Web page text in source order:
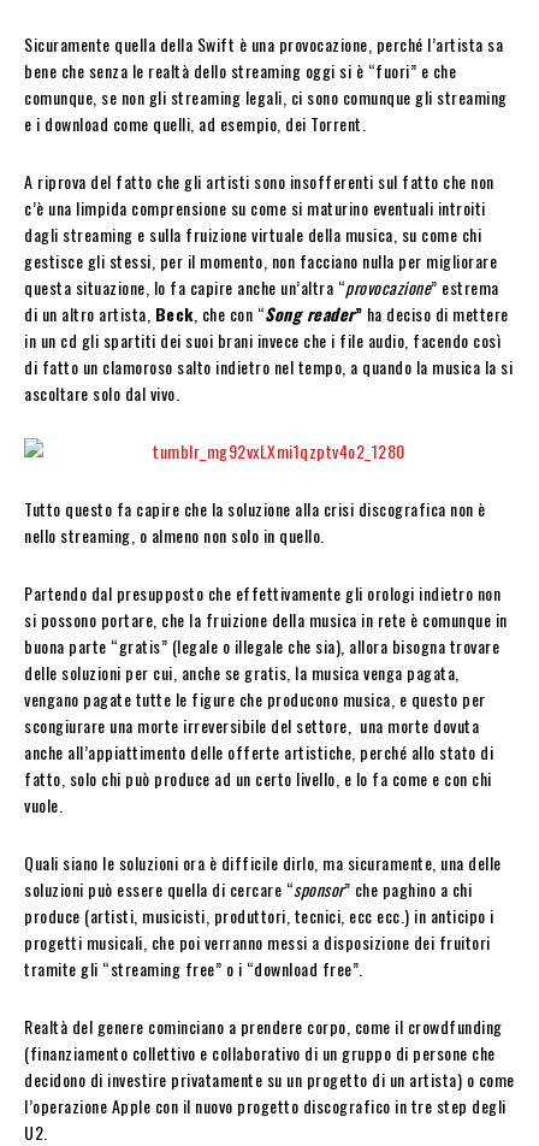
Sicuramente quella della Swift è una provocazione, perché l’artista sa
bene che senza le realtà dello streaming oggi si è “fuori” e che
comunque, se non gli streaming legali, ci sono comunque gli streaming
e i download come quelli, ad esempio, dei Torrent.
A riprova del fatto che gli artisti sono insofferenti sul fatto che non
c’è una limpida comprensione su come si maturino eventuali introiti
dagli streaming e sulla fruizione virtuale della musica, su come chi
gestisce gli stessi, per il momento, non facciano nulla per migliorare
questa situazione, lo fa capire anche un’altra “provocazione” estrema
di un altro artista, Beck, che con “Song reader” ha deciso di mettere
in un cd gli spartiti dei suoi brani invece che i file audio, facendo così
di fatto un clamoroso salto indietro nel tempo, a quando la musica la si
ascoltare solo dal vivo.
Tutto questo fa capire che la soluzione alla crisi discografica non è
nello streaming, o almeno non solo in quello.
Partendo dal presupposto che effettivamente gli orologi indietro non
si possono portare, che la fruizione della musica in rete è comunque in
buona parte “gratis” (legale o illegale che sia), allora bisogna trovare
delle soluzioni per cui, anche se gratis, la musica venga pagata,
vengano pagate tutte le figure che producono musica, e questo per
scongiurare una morte irreversibile del settore, una morte dovuta
anche all’appiattimento delle offerte artistiche, perché allo stato di
fatto, solo chi può produce ad un certo livello, e lo fa come e con chi
vuole.
Quali siano le soluzioni ora è difficile dirlo, ma sicuramente, una delle
soluzioni può essere quella di cercare “sponsor” che paghino a chi
produce (artisti, musicisti, produttori, tecnici, ecc ecc.) in anticipo i
progetti musicali, che poi verranno messi a disposizione dei fruitori
tramite gli “streaming free” o i “download free”.
Realtà del genere cominciano a prendere corpo, come il crowdfunding
(finanziamento collettivo e collaborativo di un gruppo di persone che
decidono di investire privatamente su un progetto di un artista) o come
l’operazione Apple con il nuovo progetto discografico in tre step degli
U2.